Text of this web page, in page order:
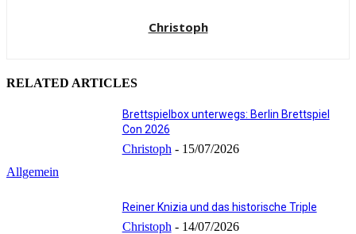
Christoph
RELATED ARTICLES
Allgemein
Brettspielbox unterwegs: Berlin Brettspiel
Con 2026
Christoph - 15/07/2026
Reiner Knizia und das historische Triple
Christoph - 14/07/2026